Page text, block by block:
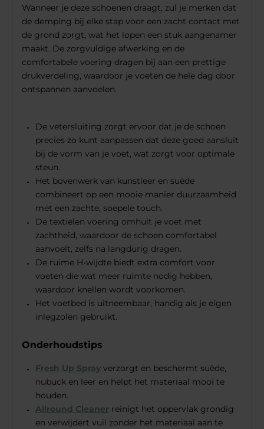
Wanneer je deze schoenen draagt, zul je merken dat
de demping bij elke stap voor een zacht contact met
de grond zorgt, wat het lopen een stuk aangenamer
maakt. De zorgvuldige afwerking en de
comfortabele voering dragen bij aan een prettige
drukverdeling, waardoor je voeten de hele dag door
ontspannen aanvoelen.
De vetersluiting zorgt ervoor dat je de schoen
precies zo kunt aanpassen dat deze goed aansluit
bij de vorm van je voet, wat zorgt voor optimale
steun.
Het bovenwerk van kunstleer en suède
combineert op een mooie manier duurzaamheid
met een zachte, soepele touch.
De textielen voering omhult je voet met
zachtheid, waardoor de schoen comfortabel
aanvoelt, zelfs na langdurig dragen.
De ruime H-wijdte biedt extra comfort voor
voeten die wat meer ruimte nodig hebben,
waardoor knellen wordt voorkomen.
Het voetbed is uitneembaar, handig als je eigen
inlegzolen gebruikt.
Onderhoudstips
Fresh Up Spray verzorgt en beschermt suède,
nubuck en leer en helpt het materiaal mooi te
houden.
Allround Cleaner reinigt het oppervlak grondig
en verwijdert vuil zonder het materiaal aan te